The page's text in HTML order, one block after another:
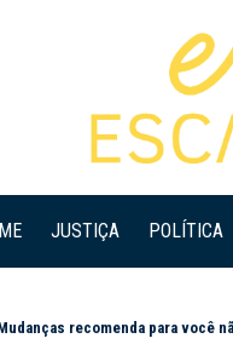
JUSTIÇA POLÍTICA
recomenda para você